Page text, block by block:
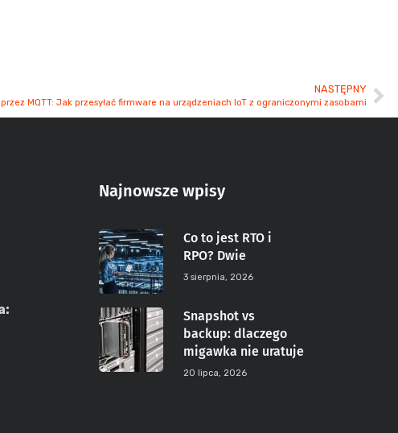
NASTĘPNY
MQTT: Jak przesyłać firmware na urządzeniach IoT z ograniczonymi zasobami
Najnowsze wpisy
Co to jest RTO i
RPO? Dwie
3 sierpnia, 2026
Snapshot vs
backup: dlaczego
migawka nie uratuje
20 lipca, 2026